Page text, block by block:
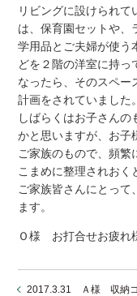
リビングに設けられ
は、保育園セットや、
学用品とご夫婦が使う
どを２階の洋室に持っ
なったら、そのスペー
計画をされていました。
しばらくはお子さんの
かと思いますが、お子
ご家族のもので、頻繁
こまめに整理されおく
ご家族皆さんにとって
ます。
Ｏ様 お打合せお疲れ
2017.3.31 Ａ様 収納コ